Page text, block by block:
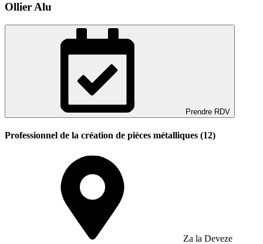
Ollier Alu
Prendre RDV
Professionnel de la création de pièces métalliques (12)
Za la Deveze